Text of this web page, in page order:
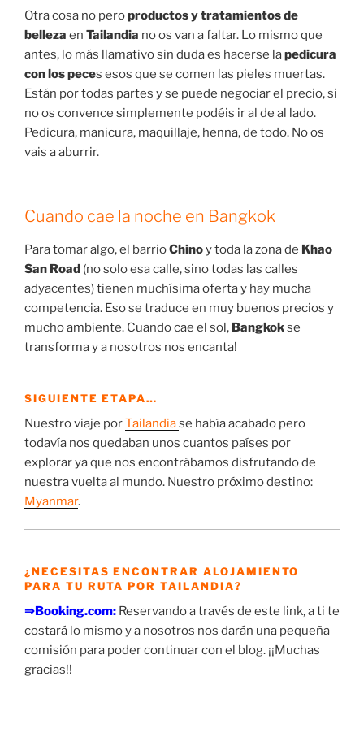
Otra cosa no peroproductos y tratamientos de
belleza en Tailandia no os van a faltar. Lo mismo que
antes, lo más llamativo sin duda es hacerse lapedicura
con los peces esos que se comen las pieles muertas.
Están por todas partes y se puede negociar el precio, si
no os convence simplemente podéis ir al de al lado.
Pedicura, manicura, maquillaje, henna, de todo. No os
vais a aburrir.
Cuando cae la noche en Bangkok
Para tomar algo, el barrioChinoy toda la zona de Khao
San Road (no solo esa calle, sino todas las calles
adyacentes) tienen muchísima oferta y hay mucha
competencia. Eso se traduce en muy buenos precios y
mucho ambiente. Cuando cae el sol, Bangkokse
transforma y a nosotros nos encanta!
SIGUIENTE ETAPA…
Nuestro viaje porTailandiase había acabado pero
todavía nos quedaban unos cuantos países por
explorar ya que nos encontrábamos disfrutando de
nuestra vuelta al mundo. Nuestro próximo destino:
Myanmar.
¿NECESITAS ENCONTRAR ALOJAMIENTO
PARA TU RUTA POR TAILANDIA?
⇒Booking.com: Reservando a través de este link, a ti te
costará lo mismo y a nosotros nos darán una pequeña
comisión para poder continuar con el blog. ¡¡Muchas
gracias!!